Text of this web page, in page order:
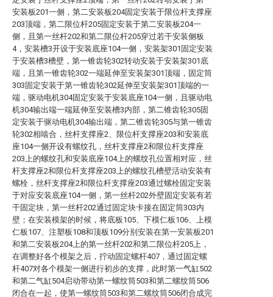
安装板201一侧，第二安装板204固定安装于限位杆支撑座
203顶端，第二限位杆205固定安装于第二安装板204一
侧，且第一丝杆202和第二限位杆205穿过若干安装侧板
4，安装槽3开设于安装底座104一侧，安装架301固定安装
于安装槽3槽壁，第一锥齿轮302转动安装于安装架301底
端，且第一锥齿轮302一端延伸至安装架301顶端，固定筒
303固定安装于第一锥齿轮302延伸至安装架301顶端的一
端，驱动电机304固定安装于安装底座104一侧，且驱动电
机304输出端一端延伸至安装槽3内部，第二锥齿轮305固
定安装于驱动电机304输出端，第二锥齿轮305与第一锥齿
轮302相啮合，丝杆支撑座2、限位杆支撑座203和安装底
座104一侧开设有螺纹孔，丝杆支撑座2和限位杆支撑座
203上的螺纹孔和安装底座104上的螺纹孔位置相对应，丝
杆支撑座2和限位杆支撑座203上的螺纹孔槽壁活动安装有
螺栓，丝杆支撑座2和限位杆支撑座203通过螺栓固定安装
于对应安装底座104一侧，第一丝杆202外壁固定安装有若
干固定块，第一丝杆202通过固定块卡接在固定筒303内
壁；在安装模架的时候，将底板105、下模仁板106、上模
仁板107、注塑板108和顶板109分别安装在第一安装板201
和第二安装板204上的第一丝杆202和第二限位杆205上，
在调整好各个模架之后，拧动固定螺杆407，通过固定螺
杆407对各个模架一侧进行初步的支撑，此时第一气缸502
和第二气缸504启动带动第一螺纹筒503和第二螺纹筒506
闭合在一起，使第一螺纹筒503和第二螺纹筒506闭合成完